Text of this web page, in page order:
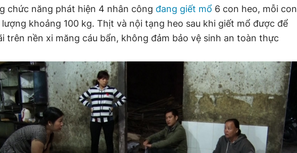
chức năng phát hiện 4 nhân công đang giết mổ 6 con heo, mỗi con
khoảng 100 kg. Thịt và nội tạng heo sau khi giết mổ được để
trên nền xi măng cáu bẩn, không đảm bảo vệ sinh an toàn thực